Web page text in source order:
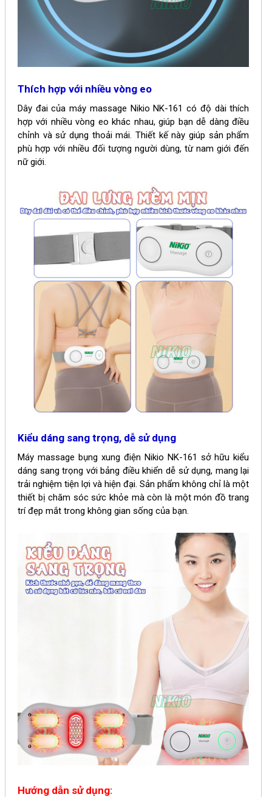
Thích hợp với nhiều vòng eo
Dây đai của máy massage Nikio NK-161 có độ dài thích
hợp với nhiều vòng eo khác nhau, giúp bạn dễ dàng điều
chỉnh và sử dụng thoải mái. Thiết kế này giúp sản phẩm
phù hợp với nhiều đối tượng người dùng, từ nam giới đến
nữ giới.
Kiểu dáng sang trọng, dễ sử dụng
Máy massage bụng xung điện Nikio NK-161 sở hữu kiểu
dáng sang trọng với bảng điều khiển dễ sử dụng, mang lại
trải nghiệm tiện lợi và hiện đại. Sản phẩm không chỉ là một
thiết bị chăm sóc sức khỏe mà còn là một món đồ trang
trí đẹp mắt trong không gian sống của bạn.
Hướng dẫn sử dụng: